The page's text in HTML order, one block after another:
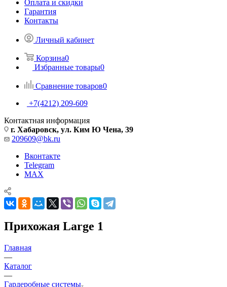
Оплата и скидки
Гарантия
Контакты
Личный кабинет
Корзина0
Избранные товары0
Сравнение товаров0
+7(4212) 209-609
Контактная информация
г. Хабаровск, ул. Ким Ю Чена, 39
209609@bk.ru
Вконтакте
Telegram
MAX
Прихожая Large 1
Главная
—
Каталог
—
Гардеробные системы